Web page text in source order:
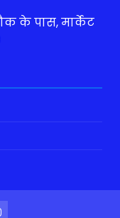
के पास, मार्केट